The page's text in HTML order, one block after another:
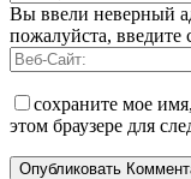
Вы ввели неверный
пожалуйста, введите
сохраните мое
этом браузере для